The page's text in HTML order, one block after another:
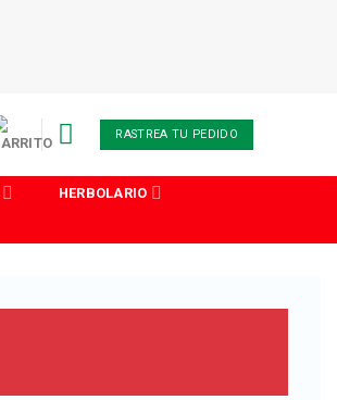
RASTREA TU PEDIDO
HERBOLARIO